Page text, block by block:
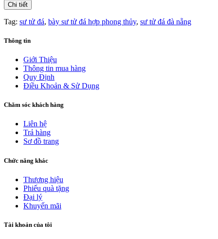
Chi tiết
Tag: sư tử đá, bày sư tử đá hợp phong thủy, sư tử đá đà nẵng
Thông tin
Giới Thiệu
Thông tin mua hàng
Quy Định
Điều Khoản & Sử Dụng
Chăm sóc khách hàng
Liên hệ
Trả hàng
Sơ đồ trang
Chức năng khác
Thương hiệu
Phiếu quà tặng
Đại lý
Khuyến mãi
Tài khoản của tôi